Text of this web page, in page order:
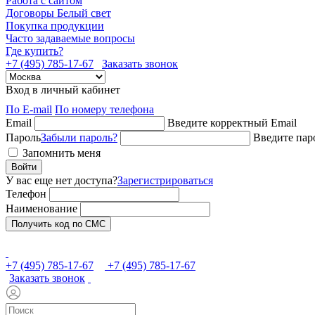
Договоры Белый свет
Покупка продукции
Часто задаваемые вопросы
Где купить?
+7 (495) 785-17-67
Заказать звонок
Вход в личный кабинет
По E-mail По номеру телефона
Email
Введите корректный Email
ПарольЗабыли пароль?
Введите
Запомнить меня
Войти
У вас еще нет доступа?Зарегистрироваться
Телефон
Наименование
Получить код по СМС
+7 (495) 785-17-67
+7 (495) 785-17-67
Заказать звонок